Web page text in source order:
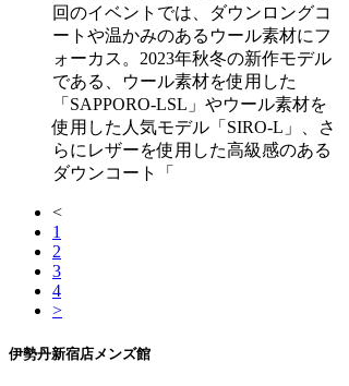
回のイベントでは、ダウンロングコ
ートや温かみのあるウール素材にフ
ォーカス。2023年秋冬の新作モデル
である、ウール素材を使用した
「SAPPORO-LSL」やウール素材を
使用した人気モデル「SIRO-L」、さ
らにレザーを使用した高級感のある
ダウンコート「
<
1
2
3
4
>
伊勢丹新宿店メンズ館